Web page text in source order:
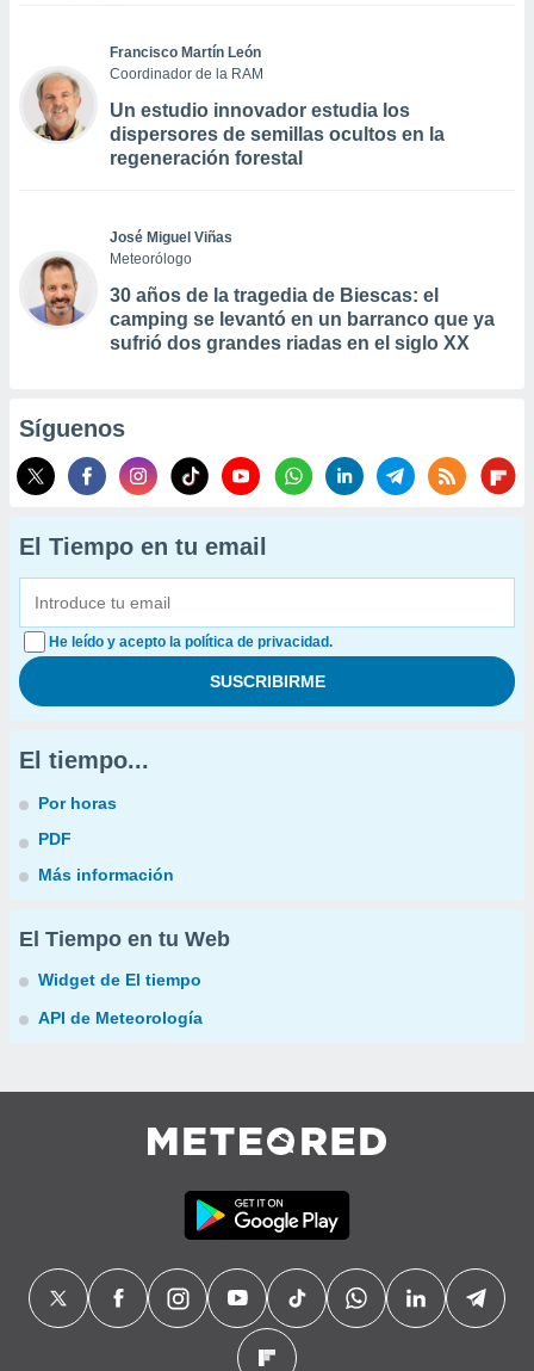
Francisco Martín León
Coordinador de la RAM
Un estudio innovador estudia los
dispersores de semillas ocultos en la
regeneración forestal
José Miguel Viñas
Meteorólogo
30 años de la tragedia de Biescas: el
camping se levantó en un barranco que ya
sufrió dos grandes riadas en el siglo XX
Síguenos
El Tiempo en tu email
He leído y acepto la política de privacidad.
El tiempo...
Por horas
PDF
Más información
El Tiempo en tu Web
Widget de El tiempo
API de Meteorología